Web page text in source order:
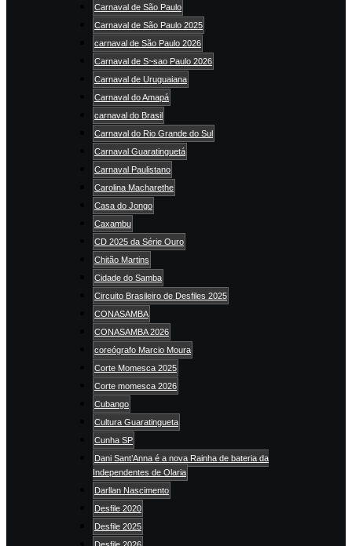
Carnaval de São Paulo
Carnaval de São Paulo 2025
carnaval de São Paulo 2026
Carnaval de S~sao Paulo 2026
Carnaval de Uruguaiana
Carnaval do Amapá
carnaval do Brasil
Carnaval do Rio Grande do Sul
Carnaval Guaratinguetá
Carnaval Paulistano
Carolina Macharethe
Casa do Jongo
Caxambu
CD 2025 da Série Ouro
Chitão Martins
Cidade do Samba
Circuito Brasileiro de Desfiles 2025
CONASAMBA
CONASAMBA 2026
coreógrafo Marcio Moura
Corte Momesca 2025
Corte momesca 2026
Cubango
Cultura Guaratingueta
Cunha SP
Dani Sant’Anna é a nova Rainha de bateria da
Independentes de Olaria
Darllan Nascimento
Desfile 2020
Desfile 2025